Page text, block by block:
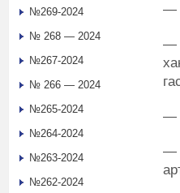
—
—
—
—
№269-2024
№ 268 — 2024
№267-2024
№ 266 — 2024
№265-2024
№264-2024
№263-2024
№262-2024